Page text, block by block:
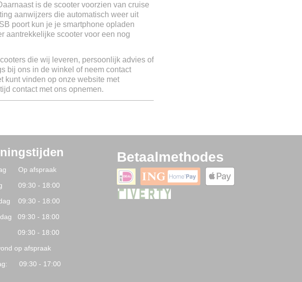
is de scooter voorzien van cruise
aanwijzers die automatisch weer uit
poort kun je je smartphone opladen
aantrekkelijke scooter voor een nog
die wij leveren, persoonlijk advies of
bij ons in de winkel of neem contact
kunt vinden op onze website met
contact met ons opnemen.
Op afspraak
09:30 - 18:00
09:30 - 18:00
09:30 - 18:00
09:30 - 18:00
op afspraak
09:30 - 17:00
Betaalmethodes